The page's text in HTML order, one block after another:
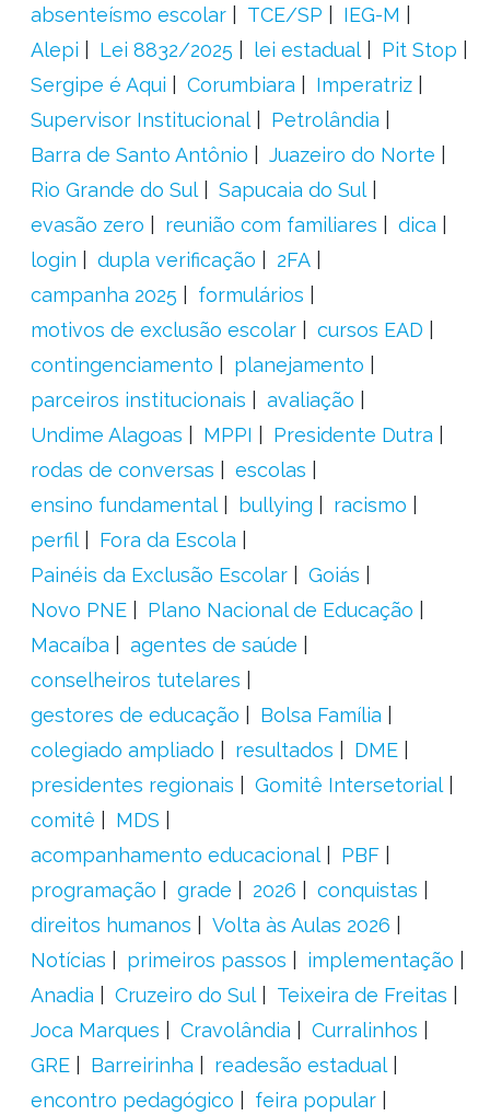
absenteísmo escolar
TCE/SP
IEG-M
Alepi
Lei 8832/2025 lei estadual
Pit Stop
Sergipe é Aqui
Corumbiara
Imperatriz
Supervisor Institucional
Petrolândia
Barra de Santo Antônio
Juazeiro do Norte
Rio Grande do Sul
Sapucaia do Sul
evasão zero
reunião com familiares
dica
login
dupla verificação
2FA
campanha 2025
formulários
motivos de exclusão escolar
cursos EAD
contingenciamento
planejamento
parceiros institucionais
avaliação
Undime Alagoas
MPPI
Presidente Dutra
rodas de conversas
escolas
ensino fundamental
bullying
racismo
perfil
Fora da Escola
Painéis da Exclusão Escolar
Goiás
Novo PNE
Plano Nacional de Educação
Macaíba
agentes de saúde
conselheiros tutelares
gestores de educação
Bolsa Família
colegiado ampliado
resultados
DME
presidentes regionais
Gomitê Intersetorial
comitê
MDS
acompanhamento educacional
PBF
programação
grade 2026
conquistas
direitos humanos
Volta às Aulas 2026
Notícias
primeiros passos
implementação
Anadia
Cruzeiro do Sul
Teixeira de Freitas
Joca Marques
Cravolândia
Curralinhos
GRE
Barreirinha
readesão estadual
encontro pedagógico
feira popular